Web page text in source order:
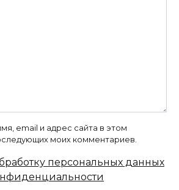
email и адрес сайта в этом
моих комментариев.
персональных данных